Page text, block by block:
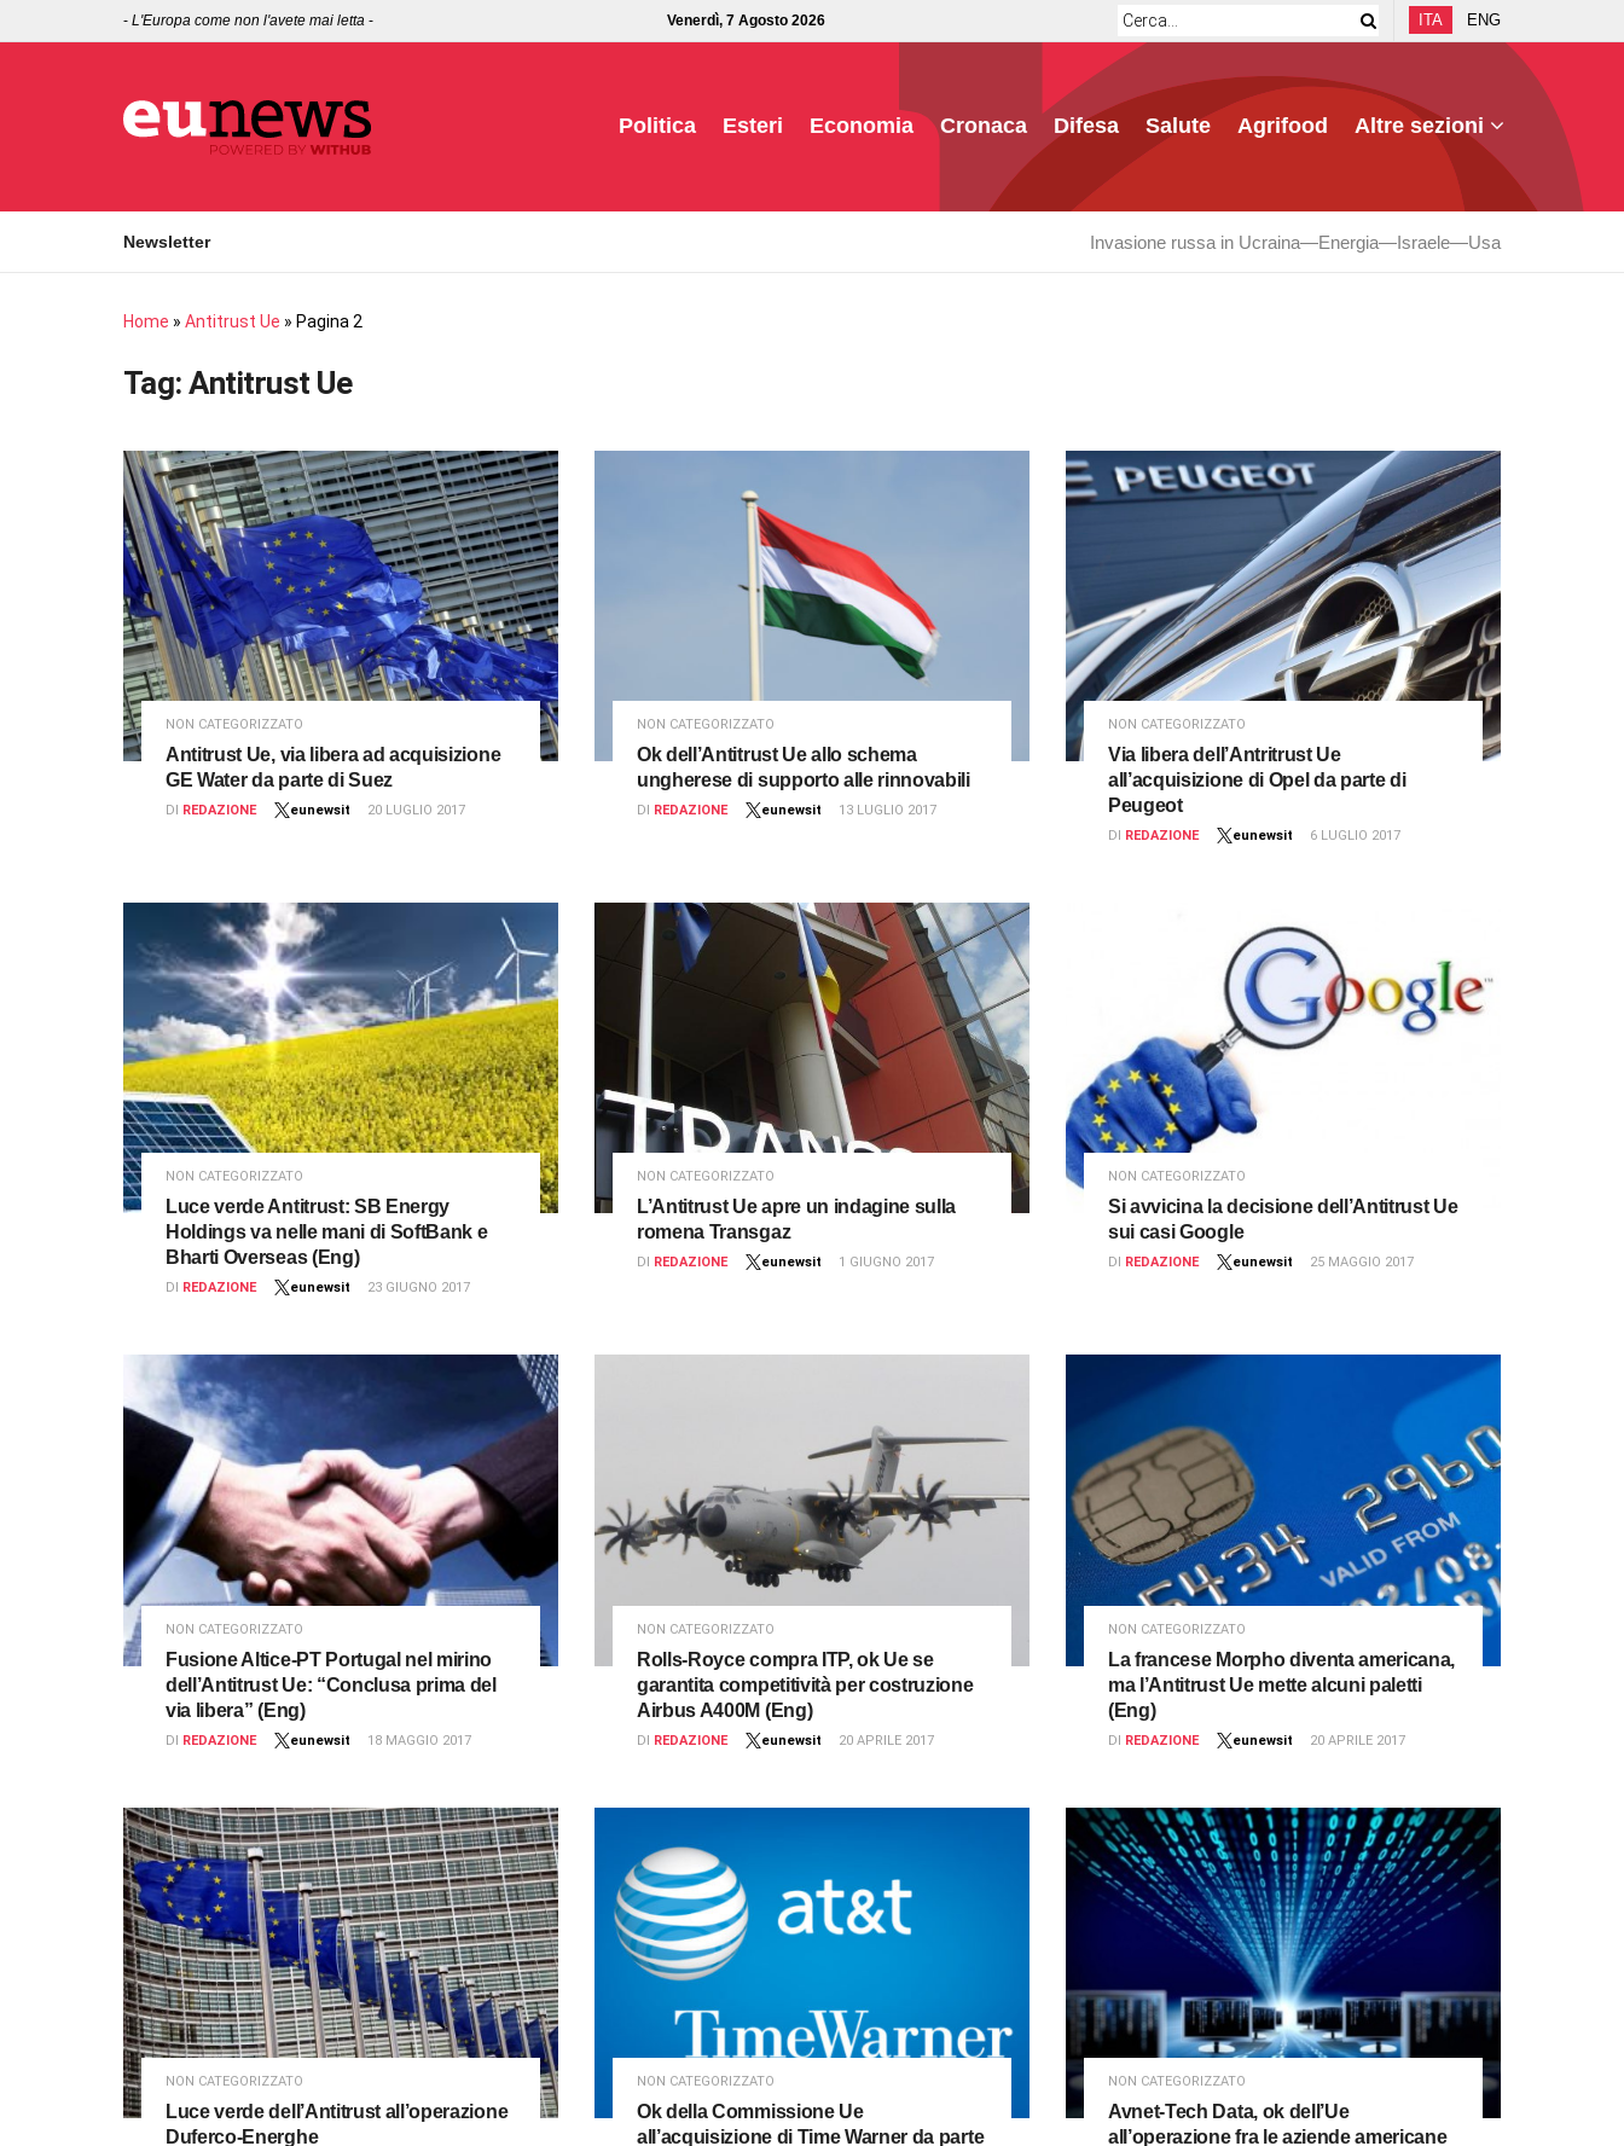
- L'Europa come non l'avete mai letta - Venerdì, 7 Agosto 2026 ITA ENG
Politica Esteri Economia Cronaca Difesa Salute Agrifood Altre sezioni
Newsletter Invasione russa in Ucraina Energia Israele Usa
Home » Antitrust Ue » Pagina 2
Tag:Antitrust Ue
NON CATEGORIZZATO
Antitrust Ue, via libera ad acquisizione
GE Water da parte di Suez
DI REDAZIONE eunewsit 20 LUGLIO 2017
NON CATEGORIZZATO
Ok dell’Antitrust Ue allo schema
ungherese di supporto alle rinnovabili
DI REDAZIONE eunewsit 13 LUGLIO 2017
NON CATEGORIZZATO
Via libera dell’Antritrust Ue
all’acquisizione di Opel da parte di
Peugeot
DI REDAZIONE eunewsit 6 LUGLIO 2017
NON CATEGORIZZATO
Luce verde Antitrust: SB Energy
Holdings va nelle mani di SoftBank e
Bharti Overseas (Eng)
DI REDAZIONE eunewsit 23 GIUGNO 2017
NON CATEGORIZZATO
L’Antitrust Ue apre un indagine sulla
romena Transgaz
DI REDAZIONE eunewsit 1 GIUGNO 2017
NON CATEGORIZZATO
Si avvicina la decisione dell’Antitrust Ue
sui casi Google
DI REDAZIONE eunewsit 25 MAGGIO 2017
NON CATEGORIZZATO
Fusione Altice-PT Portugal nel mirino
dell’Antitrust Ue: “Conclusa prima del
via libera” (Eng)
DI REDAZIONE eunewsit 18 MAGGIO 2017
NON CATEGORIZZATO
Rolls-Royce compra ITP, ok Ue se
garantita competitività per costruzione
Airbus A400M (Eng)
DI REDAZIONE eunewsit 20 APRILE 2017
NON CATEGORIZZATO
La francese Morpho diventa americana,
ma l’Antitrust Ue mette alcuni paletti
(Eng)
DI REDAZIONE eunewsit 20 APRILE 2017
NON CATEGORIZZATO
Luce verde dell’Antitrust all’operazione
Duferco-Energhe
NON CATEGORIZZATO
Ok della Commissione Ue
all’acquisizione di Time Warner da parte
NON CATEGORIZZATO
Avnet-Tech Data, ok dell’Ue
all’operazione fra le aziende americane